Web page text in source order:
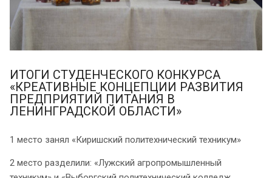
ИТОГИ СТУДЕНЧЕСКОГО КОНКУРСА
«КРЕАТИВНЫЕ КОНЦЕПЦИИ РАЗВИТИЯ
ПРЕДПРИЯТИЙ ПИТАНИЯ В
ЛЕНИНГРАДСКОЙ ОБЛАСТИ»
1 место занял «Киришский политехнический техникум»
2 место разделили: «Лужский агропромышленный